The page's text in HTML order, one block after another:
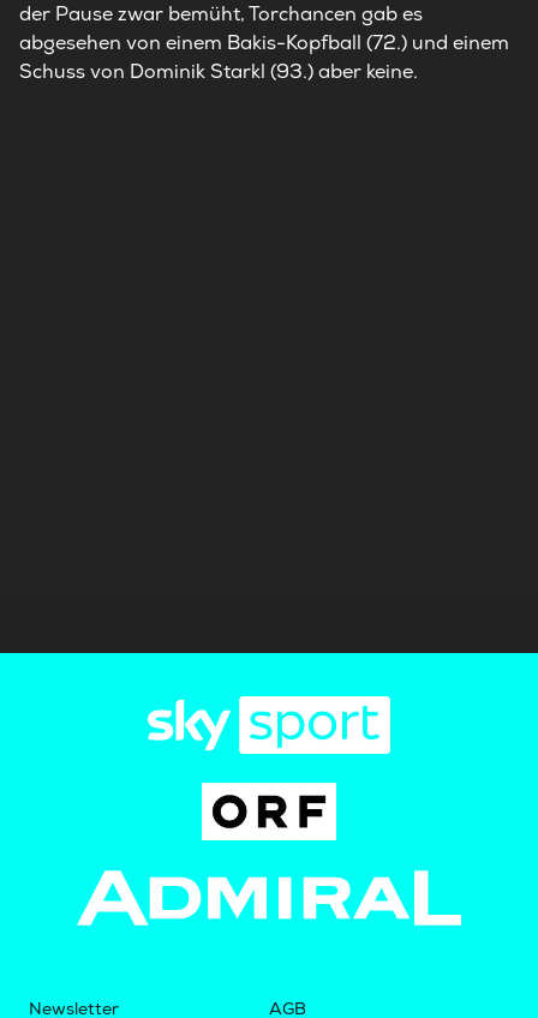
der Pause zwar bemüht, Torchancen gab es
abgesehen von einem Bakis-Kopfball (72.) und einem
Schuss von Dominik Starkl (93.) aber keine.
Newsletter AGB